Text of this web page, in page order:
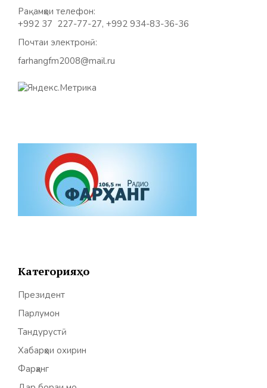
Рақамҳои телефон:
+992 37 227-77-27, +992 934-83-36-36
Почтаи электронӣ:
farhangfm2008@mail.ru
Категорияҳо
Президент
Парлумон
Тандурустӣ
Хабарҳои охирин
Фарҳанг